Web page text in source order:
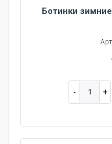
Ботинки